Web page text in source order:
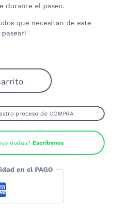
durante el paseo.
que necesitan de este
proceso de COMPRA
dudas? Escríbenos
en el PAGO